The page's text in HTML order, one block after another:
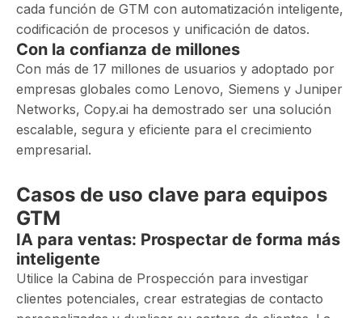
cada función de GTM con automatización inteligente,
codificación de procesos y unificación de datos.
Con la confianza de millones
Con más de 17 millones de usuarios y adoptado por
empresas globales como Lenovo, Siemens y Juniper
Networks, Copy.ai ha demostrado ser una solución
escalable, segura y eficiente para el crecimiento
empresarial.
Casos de uso clave para equipos
GTM
IA para ventas: Prospectar de forma más
inteligente
Utilice la Cabina de Prospección para investigar
clientes potenciales, crear estrategias de contacto